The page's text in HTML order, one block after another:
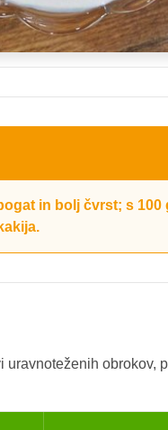
in bolj čvrst; s 100
obrokov,